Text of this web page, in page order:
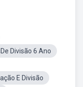
Divisão 6 Ano
E Divisão